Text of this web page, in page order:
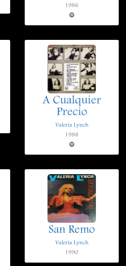
1986
A Cualquier
Precio
Valeria Lynch
1988
San Remo
Valeria Lynch
1990